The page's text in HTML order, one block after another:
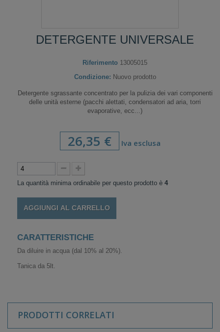
DETERGENTE UNIVERSALE
Riferimento 13005015
Condizione: Nuovo prodotto
Detergente sgrassante concentrato per la pulizia dei vari componenti
delle unità esterne (pacchi alettati, condensatori ad aria, torri
evaporative, ecc...)
26,35 € Iva esclusa
La quantità minima ordinabile per questo prodotto è 4
AGGIUNGI AL CARRELLO
CARATTERISTICHE
Da diluire in acqua (dal 10% al 20%).
Tanica da 5lt.
PRODOTTI CORRELATI